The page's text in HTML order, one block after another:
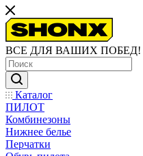
ВСЕ ДЛЯ ВАШИХ ПОБЕД!
Каталог
ПИЛОТ
Комбинезоны
Нижнее белье
Перчатки